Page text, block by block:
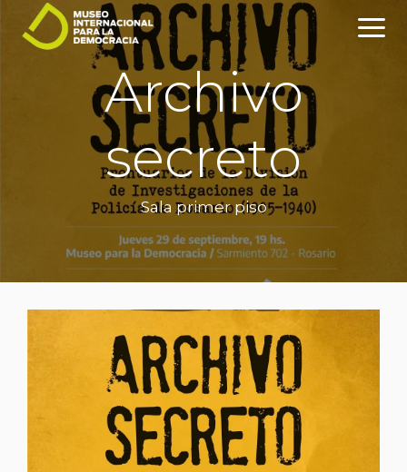
Archivo
secreto
Sala primer piso